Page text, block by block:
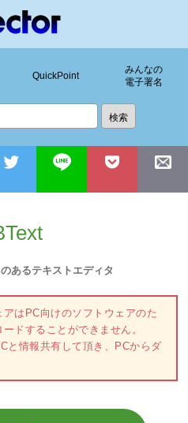
QuickPoint
みんなの
電子署名
あるテキストエディタ
はPC向けのソフトウェアのた
ドすることができません。
と情報共有して頂き、PCからダ